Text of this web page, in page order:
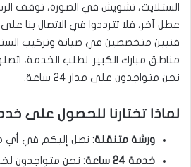
الستلايت، تشويش في الصورة، توقف
عطل آخر، فلا تترددوا في الاتصال بنا
فنيين متخصصين في صيانة وتركيب
مناطق مبارك الكبير. لطلب الخدمة،
نحن متواجدون على مدار 24 ساعة.
لماذا تختارنا للحصول على
ورشة متنقلة: نصل إليكم في أي
خدمة 24 ساعة:
نحن متواجدون